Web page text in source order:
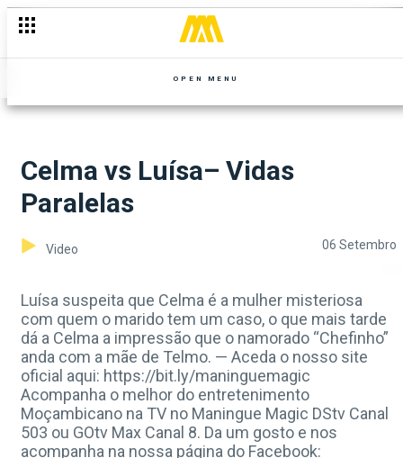
OPEN MENU
Celma vs Luísa– Vidas
Paralelas
Video 06 Setembro
Luísa suspeita que Celma é a mulher misteriosa
com quem o marido tem um caso, o que mais tarde
dá a Celma a impressão que o namorado “Chefinho”
anda com a mãe de Telmo. — Aceda o nosso site
oficial aqui: https://bit.ly/maninguemagic
Acompanha o melhor do entretenimento
Moçambicano na TV no Maningue Magic DStv Canal
503 ou GOtv Max Canal 8. Da um gosto e nos
acompanha na nossa página do Facebook: